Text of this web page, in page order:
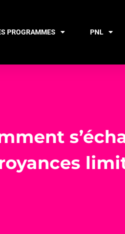
PROGRAMMES PNL